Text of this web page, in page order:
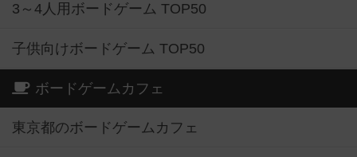
3～4人用ボードゲーム TOP50
子供向けボードゲーム TOP50
ボードゲームカフェ
東京都のボードゲームカフェ